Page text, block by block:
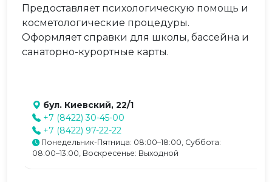
Предоставляет психологическую помощь и
косметологические процедуры.
Оформляет справки для школы, бассейна и
санаторно-курортные карты.
бул. Киевский, 22/1
+7 (8422) 30-45-00
+7 (8422) 97-22-22
Понедельник-Пятница: 08:00–18:00, Суббота:
08:00–13:00, Воскресенье: Выходной